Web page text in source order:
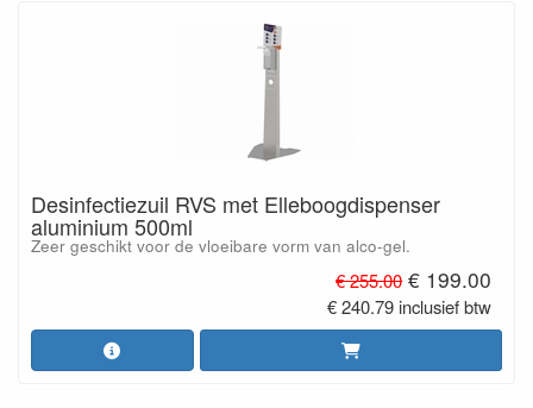
Desinfectiezuil RVS met Elleboogdispenser
aluminium 500ml
Zeer geschikt voor de vloeibare vorm van alco-gel.
€ 255.00 € 199.00
€ 240.79 inclusief btw